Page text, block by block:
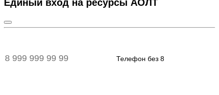
Единый вход на ресурсы АОЛТ
Телефон без 8